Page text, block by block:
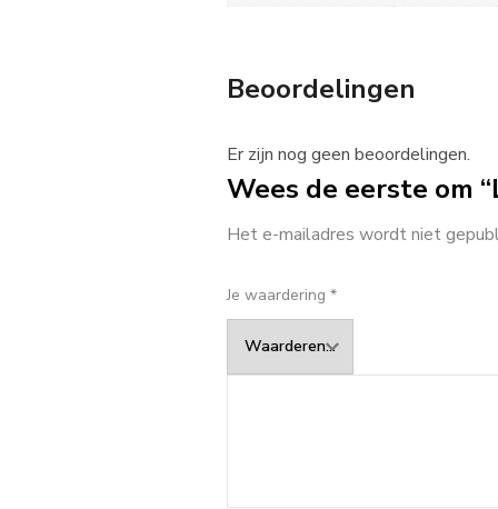
Beoordelingen
Er zijn nog geen beoordelingen.
Wees de eerste om
Het e-mailadres wordt niet
Je waardering *